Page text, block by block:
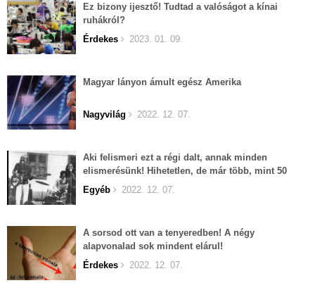
Ez bizony ijesztő! Tudtad a valóságot a kínai
ruhákról?
Érdekes
2023. 01. 09.
Magyar lányon ámult egész Amerika
Nagyvilág 2022. 12. 07.
Aki felismeri ezt a régi dalt, annak minden
elismerésünk! Hihetetlen, de már több, mint 50
éves...
Egyéb 2022. 12. 07.
A sorsod ott van a tenyeredben! A négy
alapvonalad sok mindent elárul!
Érdekes
2022. 12. 07.